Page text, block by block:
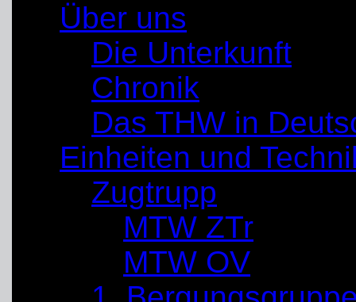
Über uns
Die Unterkunft
Chronik
Das THW in
Einheiten und
Zugtrupp
MTW ZTr
MTW OV